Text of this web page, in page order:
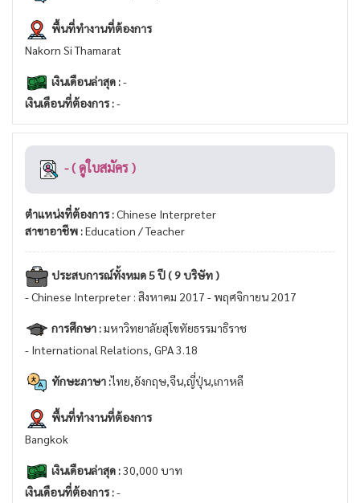
พื้นที่ทำงานที่ต้องการ
Nakorn Si Thamarat
เงินเดือนล่าสุด :-
เงินเดือนที่ต้องการ :-
- ( ดูใบสมัคร )
ตำแหน่งที่ต้องการ :Chinese Interpreter
สาขาอาชีพ :Education / Teacher
ประสบการณ์ทั้งหมด 5 ปี ( 9 บริษัท )
- Chinese Interpreter : สิงหาคม 2017 - พฤศจิกายน 2017
การศึกษา :มหาวิทยาลัยสุโขทัยธรรมาธิราช
- International Relations, GPA 3.18
ทักษะภาษา :ไทย,อังกฤษ,จีน,ญี่ปุ่น,เกาหลี
พื้นที่ทำงานที่ต้องการ
Bangkok
เงินเดือนล่าสุด :30,000 บาท
เงินเดือนที่ต้องการ :-